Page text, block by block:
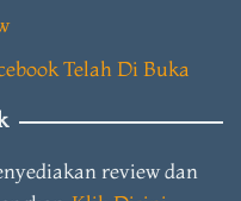
Telah Di Buka
review dan